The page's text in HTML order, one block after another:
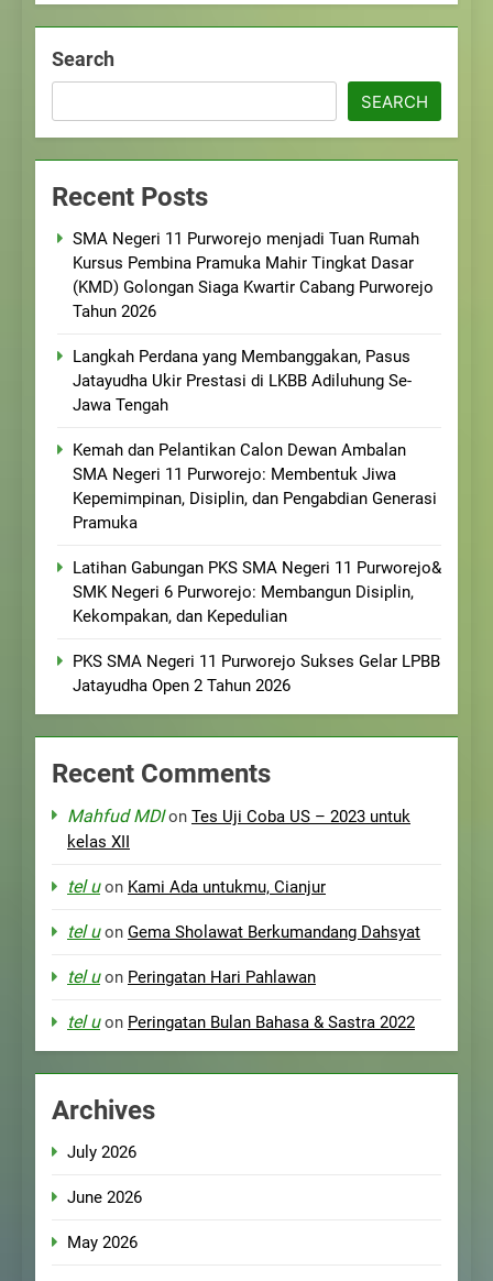
Search
SEARCH
Recent Posts
SMA Negeri 11 Purworejo menjadi Tuan Rumah
Kursus Pembina Pramuka Mahir Tingkat Dasar
(KMD) Golongan Siaga Kwartir Cabang Purworejo
Tahun 2026
Langkah Perdana yang Membanggakan, Pasus
Jatayudha Ukir Prestasi di LKBB Adiluhung Se-
Jawa Tengah
Kemah dan Pelantikan Calon Dewan Ambalan
SMA Negeri 11 Purworejo: Membentuk Jiwa
Kepemimpinan, Disiplin, dan Pengabdian Generasi
Pramuka
Latihan Gabungan PKS SMA Negeri 11 Purworejo&
SMK Negeri 6 Purworejo: Membangun Disiplin,
Kekompakan, dan Kepedulian
PKS SMA Negeri 11 Purworejo Sukses Gelar LPBB
Jatayudha Open 2 Tahun 2026
Recent Comments
Mahfud MDIon Tes Uji Coba US – 2023 untuk
kelas XII
tel uon Kami Ada untukmu, Cianjur
tel uon Gema Sholawat Berkumandang Dahsyat
tel uon Peringatan Hari Pahlawan
tel uon Peringatan Bulan Bahasa & Sastra 2022
Archives
July 2026
June 2026
May 2026